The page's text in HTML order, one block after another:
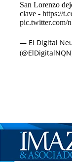
San Lorenzo
clave - https://
pic.twitter.com/
— El Digital